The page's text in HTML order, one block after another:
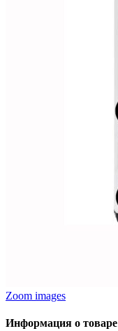
Zoom images
Информация о товаре